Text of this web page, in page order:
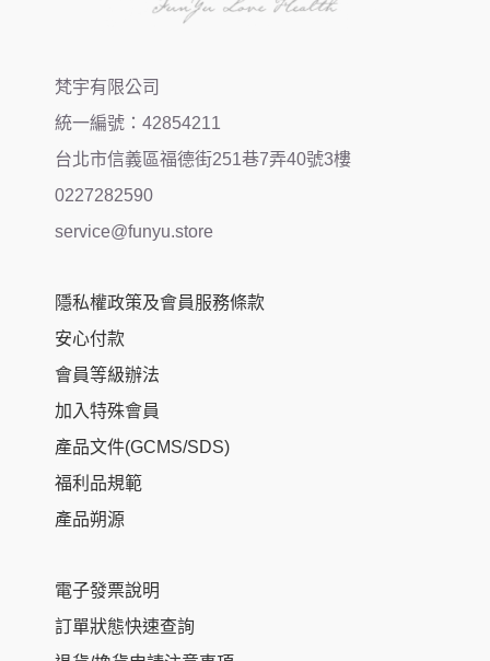
梵宇有限公司
統一編號：42854211
台北市信義區福德街251巷7弄40號3樓
0227282590
service@funyu.store
隱私權政策及會員服務條款
安心付款
會員等級辦法
加入特殊會員
產品文件(GCMS/SDS)
福利品規範
產品朔源
電子發票說明
訂單狀態快速查詢